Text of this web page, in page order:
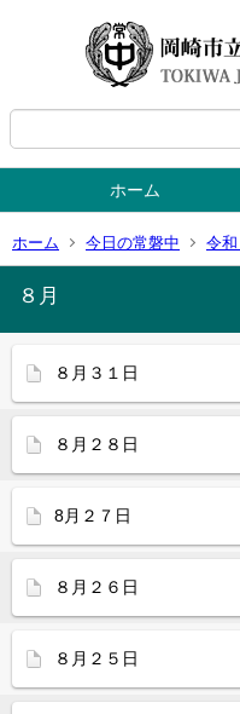
ホーム
ホーム 今日の常磐中 令
８月
８月３１日
８月２８日
8月２７日
８月２６日
８月２５日